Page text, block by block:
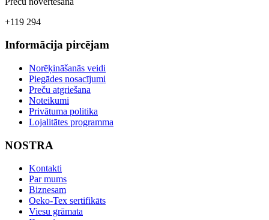
+119 294
Informācija pircējam
Norēķināšanās veidi
Piegādes nosacījumi
Preču atgriešana
Noteikumi
Privātuma politika
Lojalitātes programma
NOSTRA
Kontakti
Par mums
Biznesam
Oeko-Tex sertifikāts
Viesu grāmata